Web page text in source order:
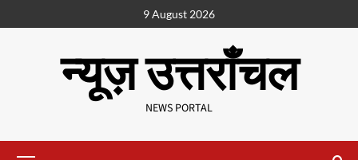
9 August 2026
न्यूज़ उत्तराँचल
NEWS PORTAL